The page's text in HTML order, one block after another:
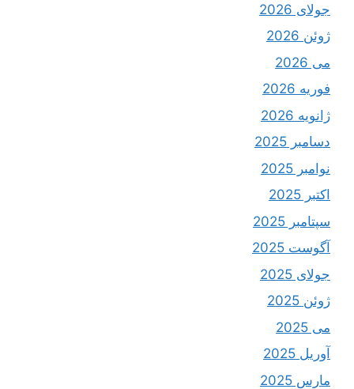
جولای 2026
ژوئن 2026
می 2026
فوریه 2026
ژانویه 2026
دسامبر 2025
نوامبر 2025
اکتبر 2025
سپتامبر 2025
آگوست 2025
جولای 2025
ژوئن 2025
می 2025
آوریل 2025
مارس 2025